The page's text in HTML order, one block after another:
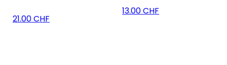
21.00 CHF
13.00 CHF